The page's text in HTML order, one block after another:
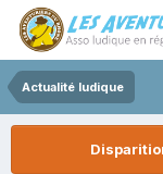
Actualité ludique